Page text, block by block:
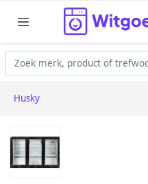
Husky